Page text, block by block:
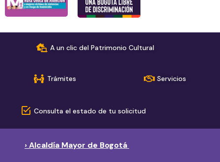
A un clic del Patrimonio Cultural
Trámites Servicios
Consulta el estado de tu solicitud
› Alcaldía Mayor de Bogotá